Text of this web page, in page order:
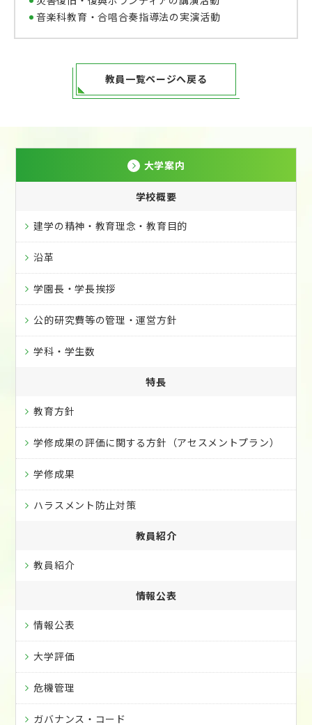
音楽科教育・合唱合奏指導法の実演活動
教員一覧ページへ戻る
大学案内
学校概要
建学の精神・教育理念・教育目的
沿革
学園長・学長挨拶
公的研究費等の管理・運営方針
学科・学生数
特長
教育方針
学修成果の評価に関する方針（アセスメントプラン）
学修成果
ハラスメント防止対策
教員紹介
教員紹介
情報公表
情報公表
大学評価
危機管理
ガバナンス・コード